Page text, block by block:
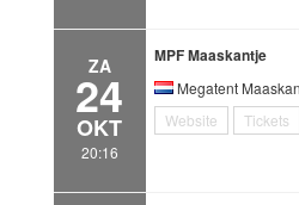
ZA
24
OKT
20:16
MPF Maaskantje
Megatent
Website
Tickets